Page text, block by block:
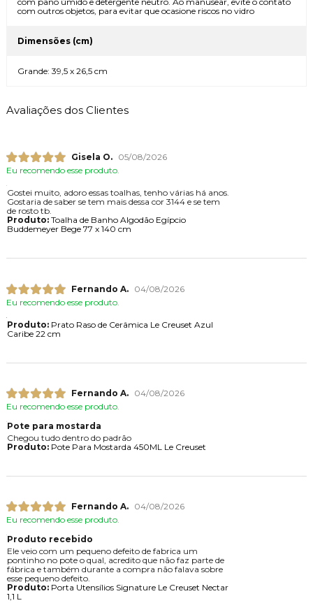
com outros objetos, para evitar que ocasione riscos no vidro
Dimensões (cm)
Grande: 39,5 x 26,5 cm
Avaliações dos Clientes
Gisela O.
05/08/2026
Eu recomendo esse produto.
Gostei muito, adoro essas toalhas, tenho várias há anos.
Gostaria de saber se tem mais dessa cor 3144 e se tem
de rosto tb.
Produto:Toalha de Banho Algodão Egípcio
Buddemeyer Bege 77 x 140 cm
Fernando A.
04/08/2026
Eu recomendo esse produto.
Produto:Prato Raso de Cerâmica Le Creuset Azul
Caribe 22 cm
Fernando A.
04/08/2026
Eu recomendo esse produto.
Pote para mostarda
Chegou tudo dentro do padrão
Produto:Pote Para Mostarda 450ML Le Creuset
Fernando A.
04/08/2026
Eu recomendo esse produto.
Produto recebido
Ele veio com um pequeno defeito de fabrica um
pontinho no pote o qual, acredito que não faz parte de
fábrica e também durante a compra não falava sobre
esse pequeno defeito.
Produto:Porta Utensílios Signature Le Creuset Nectar
1,1 L